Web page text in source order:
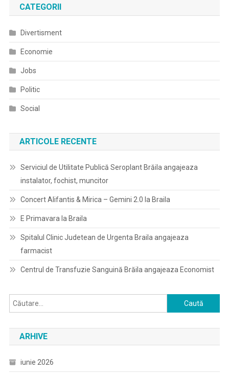
CATEGORII
Divertisment
Economie
Jobs
Politic
Social
ARTICOLE RECENTE
Serviciul de Utilitate Publică Seroplant Brăila angajeaza
instalator, fochist, muncitor
Concert Alifantis & Mirica – Gemini 2.0 la Braila
E Primavara la Braila
Spitalul Clinic Judetean de Urgenta Braila angajeaza
farmacist
Centrul de Transfuzie Sanguină Brăila angajeaza Economist
Caută
după:
ARHIVE
iunie 2026